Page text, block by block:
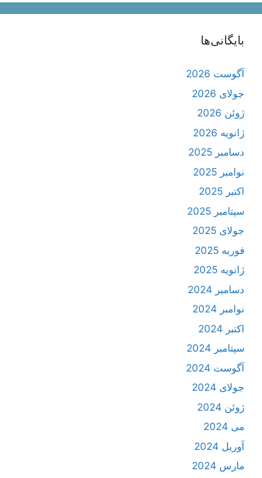
بایگانی‌ها
آگوست 2026
جولای 2026
ژوئن 2026
ژانویه 2026
دسامبر 2025
نوامبر 2025
اکتبر 2025
سپتامبر 2025
جولای 2025
فوریه 2025
ژانویه 2025
دسامبر 2024
نوامبر 2024
اکتبر 2024
سپتامبر 2024
آگوست 2024
جولای 2024
ژوئن 2024
می 2024
آوریل 2024
مارس 2024